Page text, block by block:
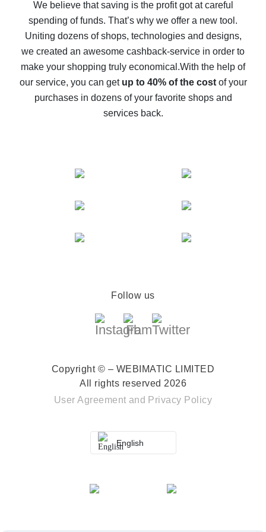
10% cash back on AliExpress - the impossible is
possible
The best cash back on AliExpress - how to find it
The best cash back service for AliExpress - let's
compare offers
We believe that saving is the profit got at careful
spending of funds. That’s why we offer a new tool.
Uniting dozens of shops, technologies and designs,
we created an awesome cashback-service in order to
make your shopping truly economical.With the help of
our service, you can get up to 40% of the costof your
purchases in dozens of your favorite shops and
services back.
Follow us
Copyright © – WEBIMATIC LIMITED
All rights reserved 2026
User Agreement and Privacy Policy
English